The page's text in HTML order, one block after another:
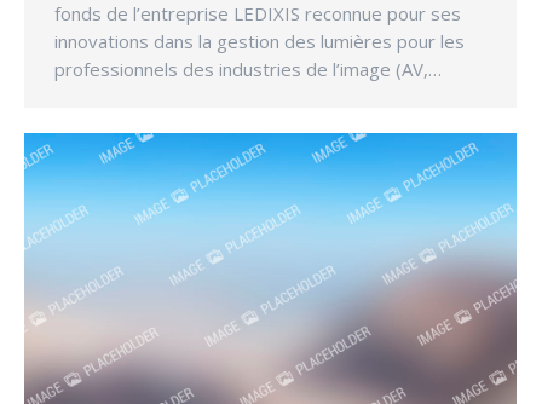
fonds de l’entreprise LEDIXIS reconnue pour ses
innovations dans la gestion des lumières pour les
professionnels des industries de l’image (AV,…